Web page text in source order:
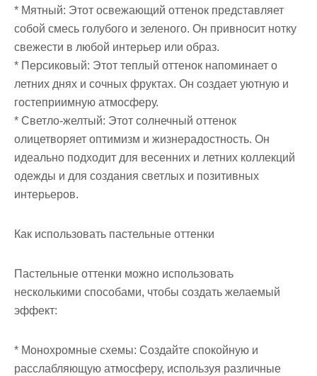
* Мятный: Этот освежающий оттенок представляет
собой смесь голубого и зеленого. Он привносит нотку
свежести в любой интерьер или образ.
* Персиковый: Этот теплый оттенок напоминает о
летних днях и сочных фруктах. Он создает уютную и
гостеприимную атмосферу.
* Светло-желтый: Этот солнечный оттенок
олицетворяет оптимизм и жизнерадостность. Он
идеально подходит для весенних и летних коллекций
одежды и для создания светлых и позитивных
интерьеров.
Как использовать пастельные оттенки
Пастельные оттенки можно использовать
несколькими способами, чтобы создать желаемый
эффект:
* Монохромные схемы: Создайте спокойную и
расслабляющую атмосферу, используя различные